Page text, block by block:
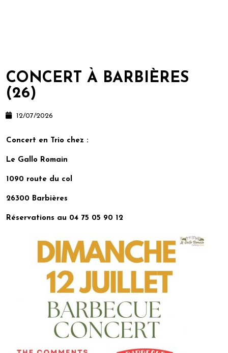
CONCERT À BARBIÈRES
(26)
12/07/2026
Concert en Trio chez :
Le Gallo Romain
1090 route du col
26300 Barbières
Réservations au 04 75 05 90 12